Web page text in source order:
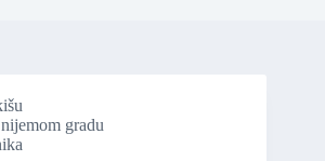
gradu